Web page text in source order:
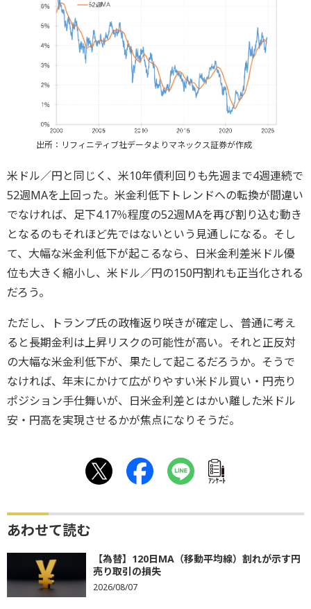
出所：リフィニティブ社データよりマネックス証券が作成
米ドル／円と同じく、米10年債利回りも先週まで4週連続で
52週MAを上回った。米金利低下トレンドへの転換が間違い
でなければ、足下4.17％程度の52週MAを再び割り込む動き
となるのもそれほど先ではないという見通しになる。そし
て、大幅な米金利低下が起こるなら、日米金利差米ドル優
位も大きく縮小し、米ドル／円の150円割れも正当化される
だろう。
ただし、トランプ氏の政権返り咲きが確定し、普通に考え
ると長期金利は上昇リスクの可能性が高い。それと正反対
の大幅な米金利低下が、果たして起こるだろうか。そうで
なければ、年末にかけて広がりやすい米ドル買い・円売り
ポジション手仕舞いが、日米金利差とはかい離した米ドル
安・円高を実現させるかが焦点になりそうだ。
ｱﾝｹｰﾄ
あわせて読む
【為替】120日MA（移動平均線）割れが示す円
売り取引の損失
2026/08/07